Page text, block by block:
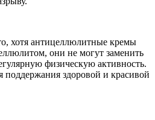
хотя антицеллюлитные кремы
они не могут заменить
физическую активность.
здоровой и красивой